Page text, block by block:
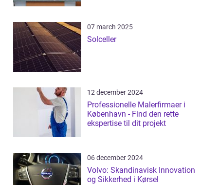
07 march 2025
Solceller
12 december 2024
Professionelle Malerfirmaer i
København - Find den rette
ekspertise til dit projekt
06 december 2024
Volvo: Skandinavisk Innovation
og Sikkerhed i Kørsel